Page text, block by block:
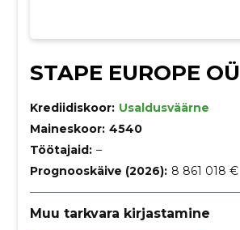
STAPE EUROPE OÜ
Krediidiskoor: Usaldusväärne
Maineskoor: 4540
Töötajaid: –
Prognooskäive (2026): 8 861 018 €
Muu tarkvara kirjastamine